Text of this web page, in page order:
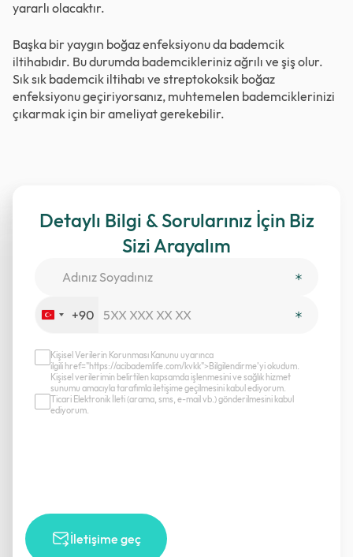
yararlı olacaktır.
Başka bir yaygın boğaz enfeksiyonu da bademcik
iltihabıdır. Bu durumda bademcikleriniz ağrılı ve şiş olur.
Sık sık bademcik iltihabı ve streptokoksik boğaz
enfeksiyonu geçiriyorsanız, muhtemelen bademciklerinizi
çıkarmak için bir ameliyat gerekebilir.
Detaylı Bilgi & Sorularınız İçin Biz
Sizi Arayalım
Turkey
+90
İletişime geç
Kişisel Verilerin Korunması Kanunu uyarınca
ilgili href="https://acibademlife.com/kvkk">Bilgilendirme’yi okudum.
Kişisel verilerimin belirtilen kapsamda işlenmesini ve sağlık hizmet
sunumu amacıyla tarafımla iletişime geçilmesini kabul ediyorum.
Ticari Elektronik İleti (arama, sms, e-mail vb.) gönderilmesini kabul
ediyorum.